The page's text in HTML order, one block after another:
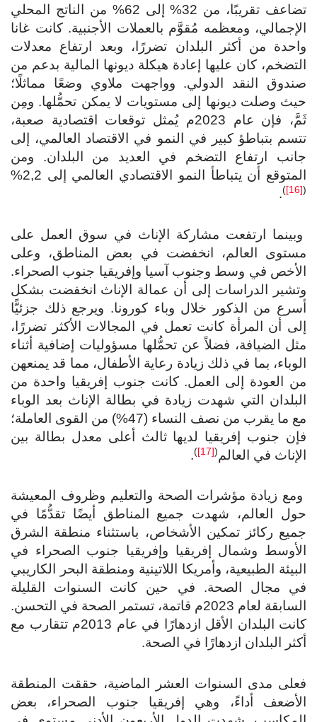
تضاعف تقريبًا، من 32% إلى 62% من الناتج المحلي
ومعظمه مُقوَّم بالعملات الأجنبية. كانت غانا
من أكثر البلدان تضررًا، وبعد ارتفاع معدلات
كان عليها إعادة هيكلة ديونها المالية بدعم من
النقد الدولي. وواجهت ملاوي وضعًا مماثلًا؛
وصلت ديونها إلى مستويات لا يمكن تحمُّلها. ومِن
ثَمَّ، فإن عام 2023م يُمثل توقعات اقتصادية صعبة،
بتباطؤ كبير في النمو في الاقتصاد العالمي، إلى
ارتفاع التضخم في العديد من البلدان. ومن
أن يتباطأ النمو الاقتصادي العالمي إلى 2,2%
)
.
ارتفعت مشاركة الإناث في سوق العمل على
العالم، انخفضت في بعض المناطق، وعلى
في وسط وجنوب آسيا وإفريقيا جنوب الصحراء.
الدراسات إلى أن عمالة الإناث انخفضت بشكل
من الذكور خلال وباء كورونا. ويرجع ذلك جزئيًّا
أن المرأة كانت تعمل في المجالات الأكثر تضررًا،
الضيافة، فضلاً عن تحمُّلها مسؤوليات إضافية أثناء
بما في ذلك زيادة رعاية الأطفال، مما قد يمنعهن
العودة إلى العمل. كانت جنوب إفريقيا واحدة من
التي شهدت زيادة في بطالة الإناث بعد الوباء
مع ما يقرب من نصف النساء (47%) من القوى العاملة؛
جنوب إفريقيا لديها ثالث أعلى معدل بطالة بين
في العالم(
[17]
)
.
زيادة مؤشرات الصحة والتعليم وظروف المعيشة
العالم، شهدت جميع المناطق أيضًا تقدُّمًا في
ركائز تمكين الأشخاص، باستثناء منطقة الشرق
وشمال إفريقيا وإفريقيا جنوب الصحراء في
الطبيعية، وأمريكا اللاتينية ومنطقة البحر الكاريبي
مجال الصحة. في حين كانت السنوات القليلة
السابقة لعام 2023م قاتمة، تستمر الصحة في التحسن.
كانت البلدان الأقل ازدهارًا في عام 2013م تتقارب مع
البلدان ازدهارًا في الصحة.
مدى السنوات العشر الماضية، حققت المنطقة
أداءً، وهي إفريقيا جنوب الصحراء، بعض